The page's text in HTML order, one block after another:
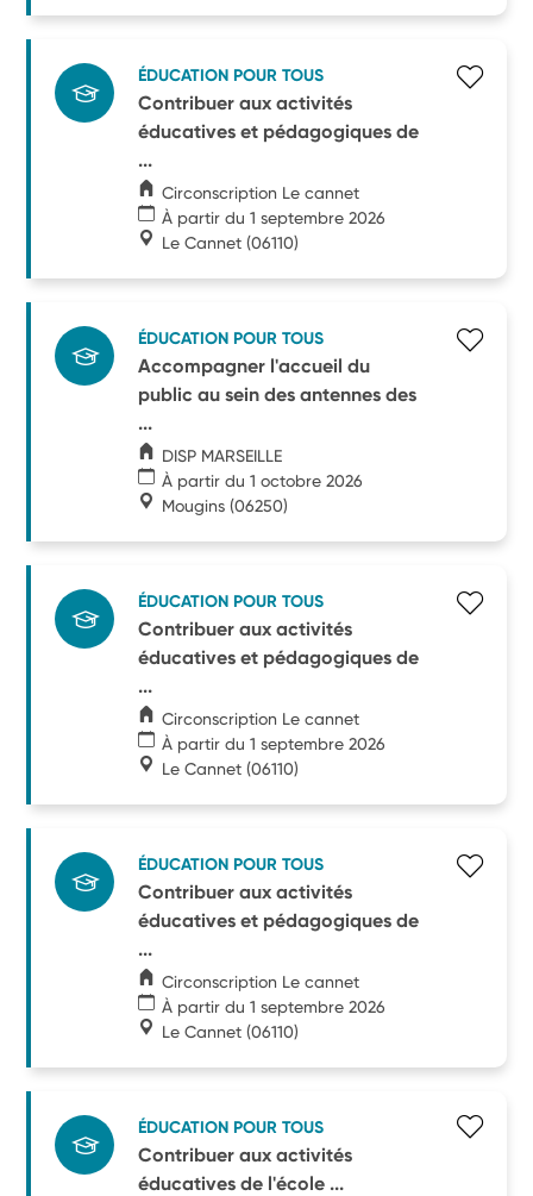
ÉDUCATION POUR TOUS
Contribuer aux activités
éducatives et pédagogiques de
...
Circonscription Le cannet
À partir du 1 septembre 2026
Le Cannet (06110)
ÉDUCATION POUR TOUS
Accompagner l'accueil du
public au sein des antennes des
...
DISP MARSEILLE
À partir du 1 octobre 2026
Mougins (06250)
ÉDUCATION POUR TOUS
Contribuer aux activités
éducatives et pédagogiques de
...
Circonscription Le cannet
À partir du 1 septembre 2026
Le Cannet (06110)
ÉDUCATION POUR TOUS
Contribuer aux activités
éducatives et pédagogiques de
...
Circonscription Le cannet
À partir du 1 septembre 2026
Le Cannet (06110)
ÉDUCATION POUR TOUS
Contribuer aux activités
éducatives de l'école ...